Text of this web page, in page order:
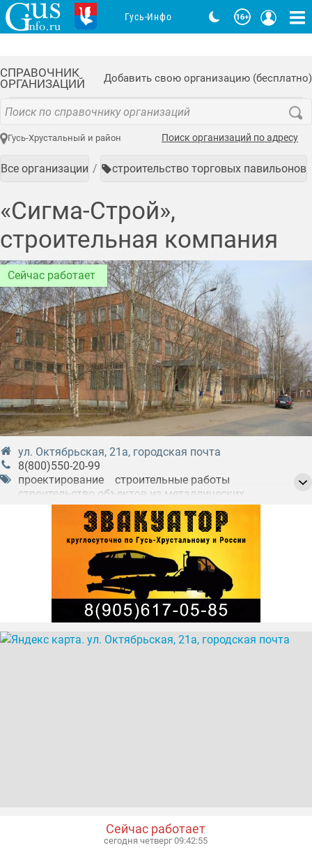
СПРАВОЧНИК
ОРГАНИЗАЦИЙ
Добавить свою организацию (бесплатно)
Гусь-Хрустальный и район Поиск организаций по адресу
Все организации строительство торговых павильонов
«Сигма-Строй»,
строительная компания
Сейчас работает
ул. Октябрьская, 21а, городская почта
8(800)550-20-99
проектирование
строительные работы
строительство объектов из металлических
конструкций
строительство объектов из светопропускающих
строительство объектов из сэндвич-панелей
строительство торговых павильонов
Сейчас работает
сегодня четверг 09:42:56
Гусь-Инфо